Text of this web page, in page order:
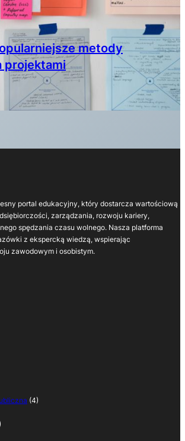
metody
projektami
portal edukacyjny, który dostarcza wartościową
zarządzania, rozwoju kariery,
spędzania czasu wolnego. Nasza platforma
z ekspercką wiedzą, wspierając
zawodowym i osobistym.
(4)